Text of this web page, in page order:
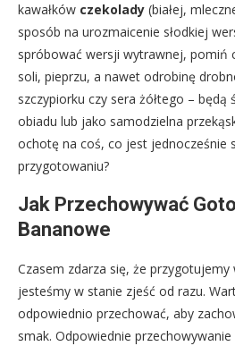
kawałków czekolady (białej,
sposób na urozmaicenie słodkiej
spróbować wersji wytrawnej, pomiń
soli, pieprzu, a nawet odrobinę
szczypiorku czy sera żółtego –
obiadu lub jako samodzielna
ochotę na coś, co jest jednocześnie
przygotowaniu?
Jak Przechowywać
Bananowe
Czasem zdarza się, że przygotujemy
jesteśmy w stanie zjeść od razu.
odpowiednio przechować, aby
smak. Odpowiednie